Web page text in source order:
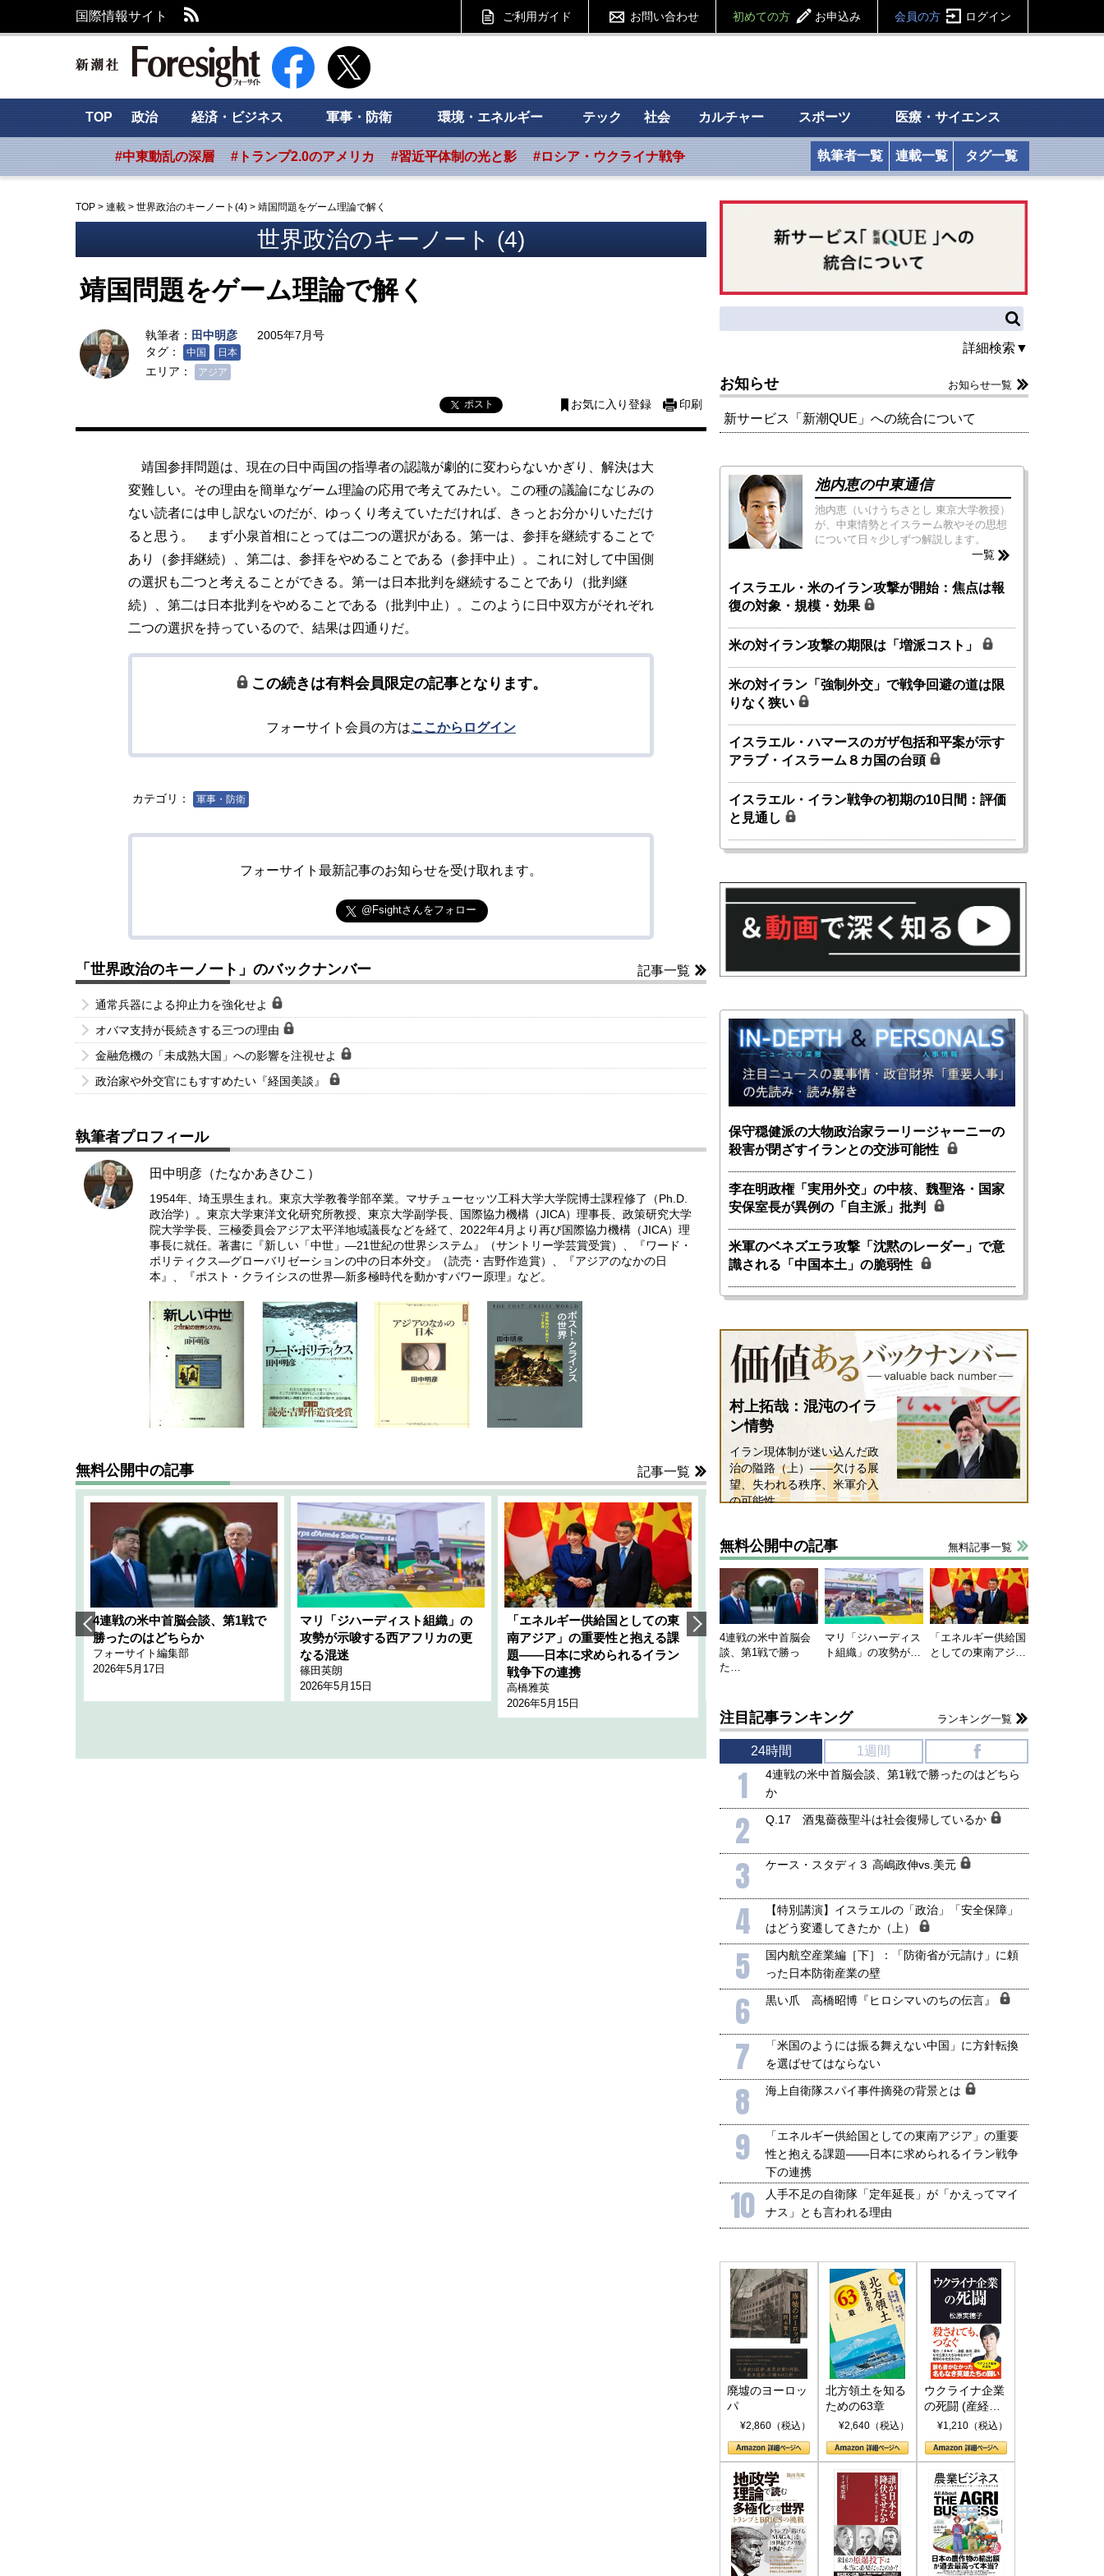
国際情報サイト ご利用ガイド お問い合わせ 初めての方 お申込み 会員の方 ログイン
新潮社 Foresight フォーサイト
TOP 政治 経済・ビジネス 軍事・防衛 環境・エネルギー テック 社会 カルチャー スポーツ 医療・サイエンス
#中東動乱の深層 #トランプ2.0のアメリカ #習近平体制の光と影 #ロシア・ウクライナ戦争 執筆者一覧 連載一覧 タグ一覧
TOP > 連載 > 世界政治のキーノート(4) > 靖国問題をゲーム理論で解く
世界政治のキーノート (4)
靖国問題をゲーム理論で解く
執筆者： 田中明彦
2005年7月号
タグ：
中国 日本
エリア： アジア
ポスト お気に入り登録 印刷
靖国参拝問題は、現在の日中両国の指導者の認識が劇的に変わらないかぎり、解決は大
変難しい。その理由を簡単なゲーム理論の応用で考えてみたい。この種の議論になじみの
ない読者には申し訳ないのだが、ゆっくり考えていただければ、きっとお分かりいただけ
ると思う。 まず小泉首相にとっては二つの選択がある。第一は、参拝を継続することで
あり（参拝継続）、第二は、参拝をやめることである（参拝中止）。これに対して中国側
の選択も二つと考えることができる。第一は日本批判を継続することであり（批判継
続）、第二は日本批判をやめることである（批判中止）。このように日中双方がそれぞれ
二つの選択を持っているので、結果は四通りだ。
この続きは有料会員限定の記事となります。
フォーサイト会員の方はここからログイン
カテゴリ： 軍事・防衛
フォーサイト最新記事のお知らせを受け取れます。
@Fsightさんをフォロー
「世界政治のキーノート」のバックナンバー 記事一覧
通常兵器による抑止力を強化せよ
オバマ支持が長続きする三つの理由
金融危機の「未成熟大国」への影響を注視せよ
政治家や外交官にもすすめたい『経国美談』
執筆者プロフィール
田中明彦（たなかあきひこ）
1954年、埼玉県生まれ。東京大学教養学部卒業。マサチューセッツ工科大学大学院博士課程修了（Ph.D.
政治学）。東京大学東洋文化研究所教授、東京大学副学長、国際協力機構（JICA）理事長、政策研究大学
院大学学長、三極委員会アジア太平洋地域議長などを経て、2022年4月より再び国際協力機構（JICA）理
事長に就任。著書に『新しい「中世」―21世紀の世界システム』（サントリー学芸賞受賞）、『ワード・
ポリティクス―グローバリゼーションの中の日本外交』（読売・吉野作造賞）、『アジアのなかの日
本』、『ポスト・クライシスの世界―新多極時代を動かすパワー原理』など。
無料公開中の記事 記事一覧
4連戦の米中首脳会談、第1戦で
勝ったのはどちらか
フォーサイト編集部
2026年5月17日
マリ「ジハーディスト組織」の
攻勢が示唆する西アフリカの更
なる混迷
篠田英朗
2026年5月15日
「エネルギー供給国としての東
南アジア」の重要性と抱える課
題――日本に求められるイラン
戦争下の連携
高橋雅英
2026年5月15日
韓国にも理解してほしい「極東
1905年体制」における日米韓安
全保障協力の意味
千々和泰明
ホルムズ海峡危機で加速したエ
ネルギー転換が「中国依存」に
行き着くリスク
詳細検索▼
お知らせ お知らせ一覧
新サービス「新潮QUE」への統合について
池内恵の中東通信
池内恵（いけうちさとし 東京大学教授）
が、中東情勢とイスラーム教やその思想
について日々少しずつ解説します。
一覧
イスラエル・米のイラン攻撃が開始：焦点は報
復の対象・規模・効果
米の対イラン攻撃の期限は「増派コスト」
米の対イラン「強制外交」で戦争回避の道は限
りなく狭い
イスラエル・ハマースのガザ包括和平案が示す
アラブ・イスラーム８カ国の台頭
イスラエル・イラン戦争の初期の10日間：評価
と見通し
保守穏健派の大物政治家ラーリージャーニーの
殺害が閉ざすイランとの交渉可能性
李在明政権「実用外交」の中核、魏聖洛・国家
安保室長が異例の「自主派」批判
米軍のベネズエラ攻撃「沈黙のレーダー」で意
識される「中国本土」の脆弱性
村上拓哉：混沌のイラ
ン情勢
イラン現体制が迷い込んだ政
治の隘路（上）――欠ける展
望、失われる秩序、米軍介入
の可能性
無料公開中の記事 無料記事一覧
4連戦の米中首脳会
談、第1戦で勝っ
た…
マリ「ジハーディス
ト組織」の攻勢が…
「エネルギー供給国
としての東南アジ…
注目記事ランキング ランキング一覧
24時間 1週間
1
4連戦の米中首脳会談、第1戦で勝ったのはどちら
か
2 Q.17 酒鬼薔薇聖斗は社会復帰しているか
3 ケース・スタディ３ 高嶋政伸vs.美元
4
【特別講演】イスラエルの「政治」「安全保障」
はどう変遷してきたか（上）
5
国内航空産業編［下］：「防衛省が元請け」に頼
った日本防衛産業の壁
6 黒い爪 高橋昭博『ヒロシマいのちの伝言』
7
「米国のようには振る舞えない中国」に方針転換
を選ばせてはならない
8 海上自衛隊スパイ事件摘発の背景とは
9
「エネルギー供給国としての東南アジア」の重要
性と抱える課題――日本に求められるイラン戦争
下の連携
10
人手不足の自衛隊「定年延長」が「かえってマイ
ナス」とも言われる理由
廃墟のヨーロッ
パ
¥2,860（税込）
北方領土を知る
ための63章
¥2,640（税込）
ウクライナ企業
の死闘 (産経セ
レクト S 039)
¥1,210（税込）